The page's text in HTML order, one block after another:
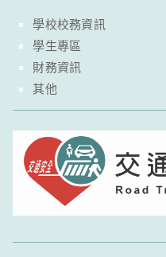
學校校務資訊
學生專區
財務資訊
其他